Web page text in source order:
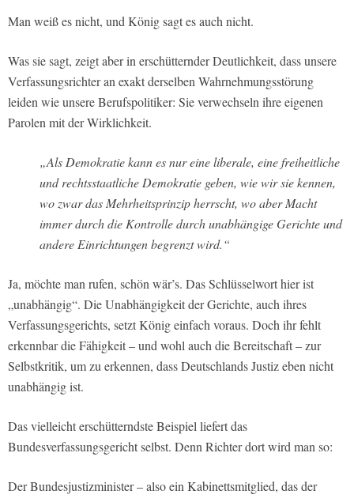
Man weiß es nicht, und König sagt es auch nicht.
Was sie sagt, zeigt aber in erschütternder Deutlichkeit, dass unsere
Verfassungsrichter an exakt derselben Wahrnehmungsstörung
leiden wie unsere Berufspolitiker: Sie verwechseln ihre eigenen
Parolen mit der Wirklichkeit.
„Als Demokratie kann es nur eine liberale, eine freiheitliche
und rechtsstaatliche Demokratie geben, wie wir sie kennen,
wo zwar das Mehrheitsprinzip herrscht, wo aber Macht
immer durch die Kontrolle durch unabhängige Gerichte und
andere Einrichtungen begrenzt wird.“
Ja, möchte man rufen, schön wär’s. Das Schlüsselwort hier ist
„unabhängig“. Die Unabhängigkeit der Gerichte, auch ihres
Verfassungsgerichts, setzt König einfach voraus. Doch ihr fehlt
erkennbar die Fähigkeit – und wohl auch die Bereitschaft – zur
Selbstkritik, um zu erkennen, dass Deutschlands Justiz eben nicht
unabhängig ist.
Das vielleicht erschütterndste Beispiel liefert das
Bundesverfassungsgericht selbst. Denn Richter dort wird man so:
Der Bundesjustizminister – also ein Kabinettsmitglied, das der